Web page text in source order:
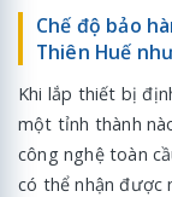
Chế độ bảo
Thiên Huế
Khi lắp thiết bị
một tỉnh thành
công nghệ toàn
có thể nhận được